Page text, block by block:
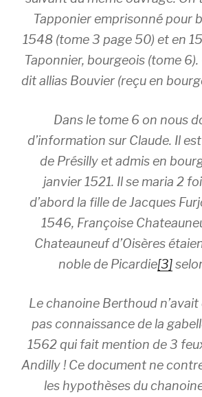
Tapponier emprisonné pour
1548 (tome 3 page 50) et en
Taponnier, bourgeois (tome
dit allias Bouvier (reçu en
Dans le tome 6 on nous
d’information sur Claude. Il
de Présilly et admis en
janvier 1521. Il se maria 2
d’abord la fille de Jacques
1546, Françoise
Chateauneuf d’Oisères
noble de Picardie[3]
Le chanoine Berthoud
pas connaissance de la
1562 qui fait mention de 3
Andilly ! Ce document ne
les hypothèses du